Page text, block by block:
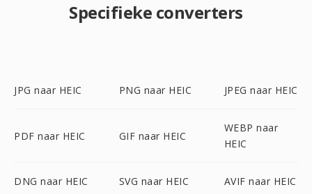
Specifieke converters
JPG naar HEIC PNG naar HEIC JPEG naar HEIC
PDF naar HEIC GIF naar HEIC
WEBP naar
HEIC
DNG naar HEIC SVG naar HEIC AVIF naar HEIC